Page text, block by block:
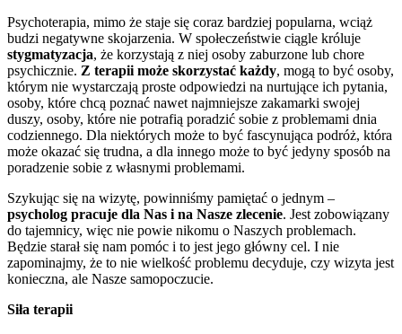
Psychoterapia, mimo że staje się coraz bardziej popularna, wciąż
budzi negatywne skojarzenia. W społeczeństwie ciągle króluje
stygmatyzacja, że korzystają z niej osoby zaburzone lub chore
psychicznie. Z terapii może skorzystać każdy, mogą to być osoby,
którym nie wystarczają proste odpowiedzi na nurtujące ich pytania,
osoby, które chcą poznać nawet najmniejsze zakamarki swojej
duszy, osoby, które nie potrafią poradzić sobie z problemami dnia
codziennego. Dla niektórych może to być fascynująca podróż, która
może okazać się trudna, a dla innego może to być jedyny sposób na
poradzenie sobie z własnymi problemami.
Szykując się na wizytę, powinniśmy pamiętać o jednym –
psycholog pracuje dla Nas i na Nasze zlecenie. Jest zobowiązany
do tajemnicy, więc nie powie nikomu o Naszych problemach.
Będzie starał się nam pomóc i to jest jego główny cel. I nie
zapominajmy, że to nie wielkość problemu decyduje, czy wizyta jest
konieczna, ale Nasze samopoczucie.
Siła terapii